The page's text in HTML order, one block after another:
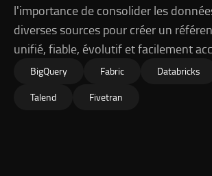
l'importance de consolider les
diverses sources pour créer un
unifié, fiable, évolutif et facilement
BigQuery Fabric Databricks
Talend
Fivetran